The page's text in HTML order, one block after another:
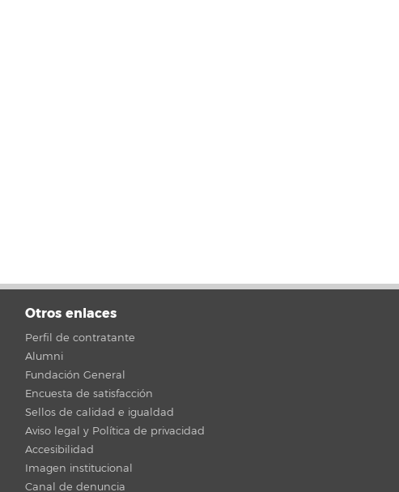
Otros enlaces
Perfil de contratante
Alumni
Fundación General
Encuesta de satisfacción
Sellos de calidad e igualdad
Aviso legal y Política de privacidad
Accesibilidad
Imagen institucional
Canal de denuncia